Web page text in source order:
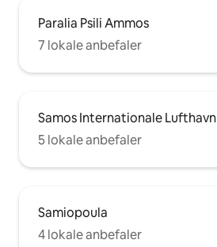
Paralia Psili Ammos
7 lokale anbefaler
Samos Internationale Lufthavn
5 lokale anbefaler
Samiopoula
4 lokale anbefaler